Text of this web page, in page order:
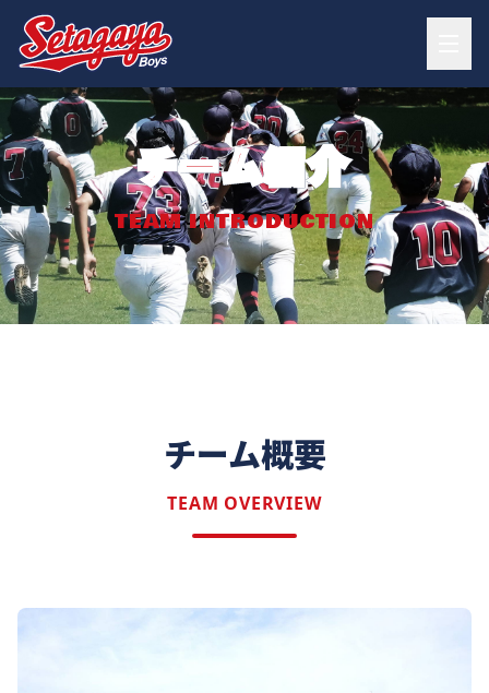
チーム紹介
TEAM INTRODUCTION
チーム概要
TEAM OVERVIEW